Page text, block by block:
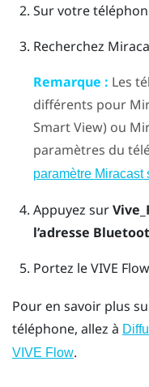
Sur votre
Recherchez
Remarque : Les
différents pour
Smart View) ou
paramètres du
paramètre Miracast
Appuyez sur
l’adresse
Portez leVIVE Flow
Pour en savoir plus
téléphone, allez à
VIVE Flow.